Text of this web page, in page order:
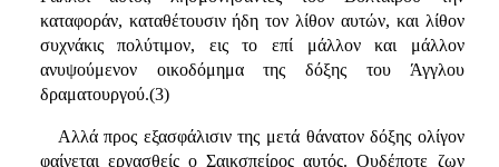
καταφοράν, καταθέτουσιν ήδη τον λίθον αυτών, και λίθον
συχνάκις πολύτιμον, εις το επί μάλλον και μάλλον
ανυψούμενoν οικοδόμημα της δόξης του Άγγλου
δραματουργού.(3)
Αλλά προς εξασφάλισιν της μετά θάνατον δόξης ολίγον
φαίνεται εργασθείς ο Σαικσπείρος αυτός. Ουδέποτε ζων